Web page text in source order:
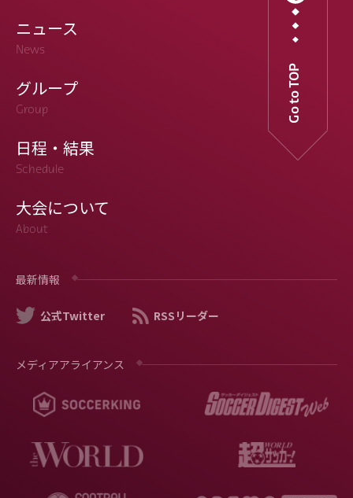
ニュース
News
グループ
Group
日程・結果
Schedule
大会について
About
最新情報
公式Twitter RSSリーダー
メディアアライアンス
Go to TOP